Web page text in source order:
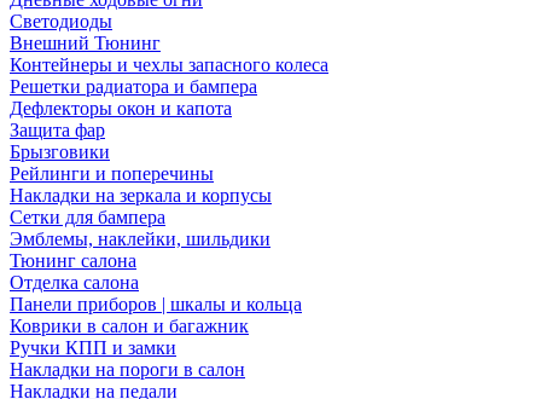
Светодиоды
Внешний Тюнинг
Контейнеры и чехлы запасного колеса
Решетки радиатора и бампера
Дефлекторы окон и капота
Защита фар
Брызговики
Рейлинги и поперечины
Накладки на зеркала и корпусы
Сетки для бампера
Эмблемы, наклейки, шильдики
Тюнинг салона
Отделка салона
Панели приборов | шкалы и кольца
Коврики в салон и багажник
Ручки КПП и замки
Накладки на пороги в салон
Накладки на педали